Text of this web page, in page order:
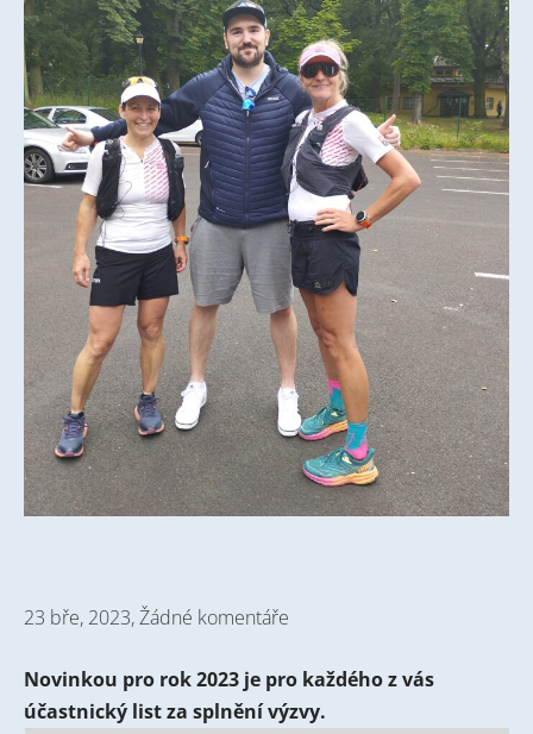
23 bře, 2023,Žádné komentáře
Novinkou pro rok 2023 je pro každého z vás
účastnický list za splnění výzvy.